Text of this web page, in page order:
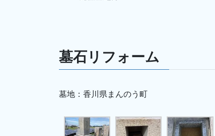
墓石リフォーム
墓地：香川県まんのう町